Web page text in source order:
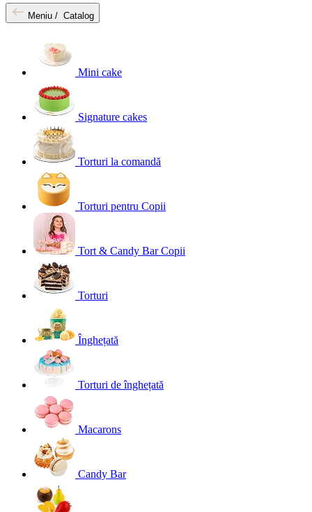
Meniu / Catalog
Mini cake
Signature cakes
Torturi la comandă
Torturi pentru Copii
Tort & Candy Bar Copii
Torturi
Înghețată
Torturi de înghețată
Macarons
Candy Bar